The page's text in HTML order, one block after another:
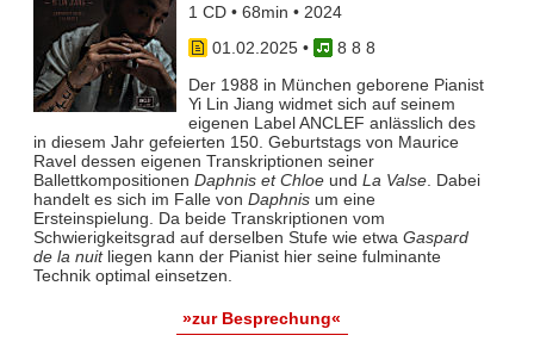
1 CD • 68min • 2024
01.02.2025•
8 8 8
Der 1988 in München geborene Pianist
Yi Lin Jiang widmet sich auf seinem
eigenen Label ANCLEF anlässlich des
in diesem Jahr gefeierten 150. Geburtstags von Maurice
Ravel dessen eigenen Transkriptionen seiner
Ballettkompositionen Daphnis et Chloeund La Valse. Dabei
handelt es sich im Falle von Daphnisum eine
Ersteinspielung. Da beide Transkriptionen vom
Schwierigkeitsgrad auf derselben Stufe wie etwa Gaspard
de la nuitliegen kann der Pianist hier seine fulminante
Technik optimal einsetzen.
»zur Besprechung«